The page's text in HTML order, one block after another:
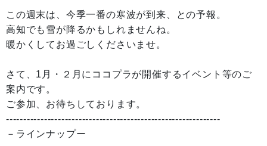
この週末は、今季一番の寒波が到来、との予報。
高知でも雪が降るかもしれませんね。
暖かくしてお過ごしくださいませ。
さて、1月・２月にココプラが開催するイベント等のご
案内です。
ご参加、お待ちしております。
--------------------------------------------------------------
－ラインナップー